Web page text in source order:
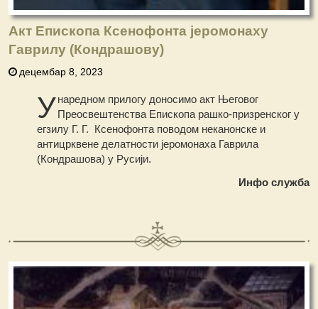
Акт Епископа Ксенофонта јеромонаху
Гаврилу (Кондрашову)
децембар 8, 2023
Унаредном прилогу доносимо акт Његовог
Преосвештенства Епископа рашко-призренског у
егзилу Г. Г. Ксенофонта поводом неканонске и
антицрквене делатности јеромонаха Гаврила
(Кондрашова) у Русији.
Инфо служба